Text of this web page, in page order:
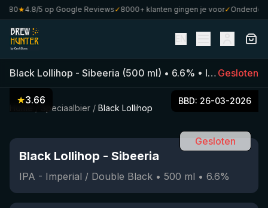
★4.8/5 op Google Reviews✓8000+ klanten gingen je voor✓Onderdeel
Black Lollihop - Sibeeria (500 ml) • 6.6% • IPA - Imperial / Double Black Gesloten
Speciaalbier / Black Lollihop
★3.66 BBD: 26-03-2026
Gesloten
Black Lollihop - Sibeeria
IPA - Imperial / Double Black • 500 ml • 6.6%